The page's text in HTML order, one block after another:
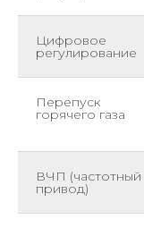
Цифровое
регулирование
Перепуск
горячего газа
ВЧП (частотный
привод)